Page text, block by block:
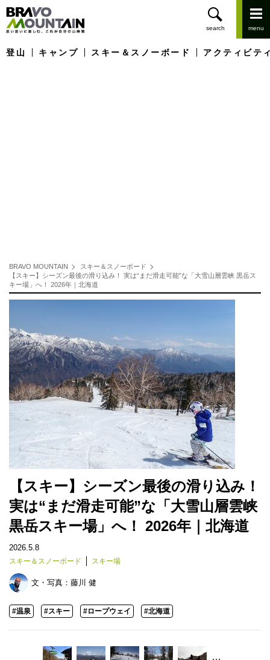
登山 キャンプ スキー＆スノーボード アクティビテ
BRAVO MOUNTAIN
スキー＆スノーボード
【スキー】シーズン最後の滑り込み！ 実は“まだ滑走可能”な「大雪山層雲峡 黒岳ス
キー場」へ！ 2026年｜北海道
【スキー】シーズン最後の滑り込み！
実は“まだ滑走可能”な「大雪山層雲峡
黒岳スキー場」へ！ 2026年｜北海道
2026.5.8
スキー＆スノーボード スキー場
文・写真： 藤川 健
#温泉 #スキー #ロープウェイ #北海道
…